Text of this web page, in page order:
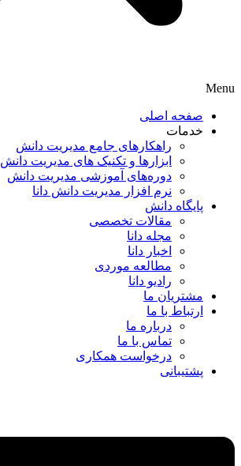
Menu
صفحه اصلی
خدمات
راهکارهای جامع مدیریت دانش
ابزارها و تکنیک‌ های مدیریت دانش
دوره‌های آموزشی مدیریت دانش
نرم افزار مدیریت دانش دانا
پایگاه دانش
مقالات تخصصی
مجله دانا
اخبار دانا
مطالعه موردی
رادیو دانا
مشتریان ما
ارتباط با ما
درباره ما
تماس با ما
درخواست همکاری
پشتیبانی